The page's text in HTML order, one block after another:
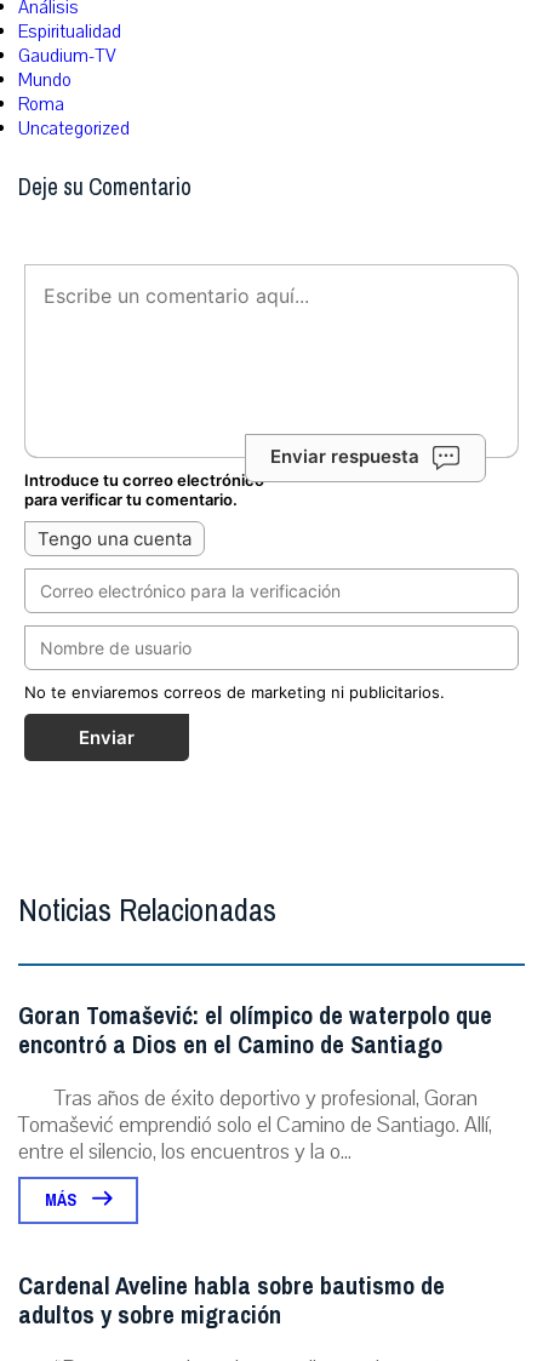
Análisis
Espiritualidad
Gaudium-TV
Mundo
Roma
Uncategorized
Deje su Comentario
Enviar respuesta
Introduce tu correo electrónico
para verificar tu comentario.
Tengo una cuenta
No te enviaremos correos de marketing ni publicitarios.
Enviar
Noticias Relacionadas
Goran Tomašević: el olímpico de waterpolo que
encontró a Dios en el Camino de Santiago
Tras años de éxito deportivo y profesional, Goran
Tomašević emprendió solo el Camino de Santiago. Allí,
entre el silencio, los encuentros y la o...
MÁS
Cardenal Aveline habla sobre bautismo de
adultos y sobre migración